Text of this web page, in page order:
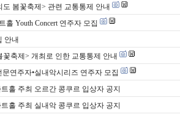
도 봄꽃축제> 관련 교통통제 안내
홀 Youth Concert 연주자 모집
안내
꽃축제> 개최로 인한 교통통제 안내
연주자•실내악시리즈 연주자 모집
홀 주최 오르간 콩쿠르 입상자 공지
홀 주최 실내악 콩쿠르 입상자 공지